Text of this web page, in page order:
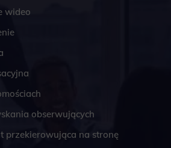
wideo
obserwujących
przekierowująca na stronę